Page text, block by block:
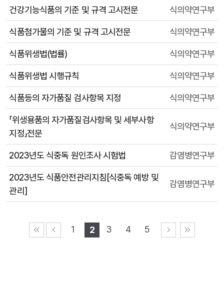
건강기능식품의 기준 및 규격 고시전문 식의약연구부
식품첨가물의 기준 및 규격 고시전문 식의약연구부
식품위생법(법률) 식의약연구부
식품위생법 시행규칙 식의약연구부
식품등의 자가품질 검사항목 지정 식의약연구부
「위생용품의 자가품질검사항목 및 세부사항
지정」전문
식의약연구부
2023년도 식중독 원인조사 시험법 감염병연구부
2023년도 식품안전관리지침[식중독 예방 및
관리]
감염병연구부
1 2 3 4 5